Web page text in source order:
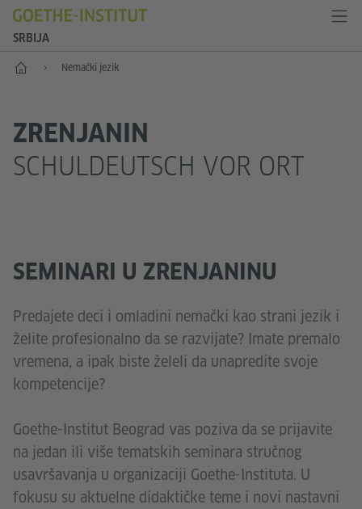
SRBIJA
Početak Nemački jezik
ZRENJANIN
SCHULDEUTSCH VOR ORT
SEMINARI U ZRENJANINU
Predajete deci i omladini nemački kao strani jezik i
želite profesionalno da se razvijate? Imate premalo
vremena, a ipak biste želeli da unapredite svoje
kompetencije?
Goethe-Institut Beograd vas poziva da se prijavite
na jedan ili više tematskih seminara stručnog
usavršavanja u organizaciji Goethe-Instituta. U
fokusu su aktuelne didaktičke teme i novi nastavni